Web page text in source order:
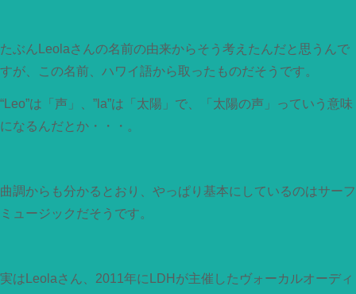
たぶんLeolaさんの名前の由来からそう考えたんだと思うんで
すが、この名前、ハワイ語から取ったものだそうです。
“Leo”は「声」、”la”は「太陽」で、「太陽の声」っていう意味
になるんだとか・・・。
曲調からも分かるとおり、やっぱり基本にしているのはサーフ
ミュージックだそうです。
実はLeolaさん、2011年にLDHが主催したヴォーカルオーディ